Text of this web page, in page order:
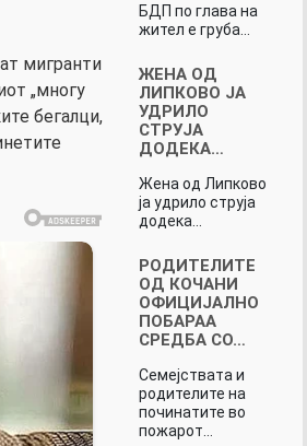
мигранти
„многу
бегалци,
БДП по глава на
жител е груба…
ЖЕНА ОД
ЛИПКОВО ЈА
УДРИЛО
СТРУЈА
ДОДЕКА…
Жена од Липково
ја удрило струја
додека…
РОДИТЕЛИТЕ
ОД КОЧАНИ
ОФИЦИЈАЛНО
ПОБАРАА
СРЕДБА СО…
Семејствата и
родителите на
починатите во
пожарот…